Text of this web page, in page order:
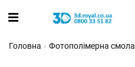
Головна Фотополімерна смола